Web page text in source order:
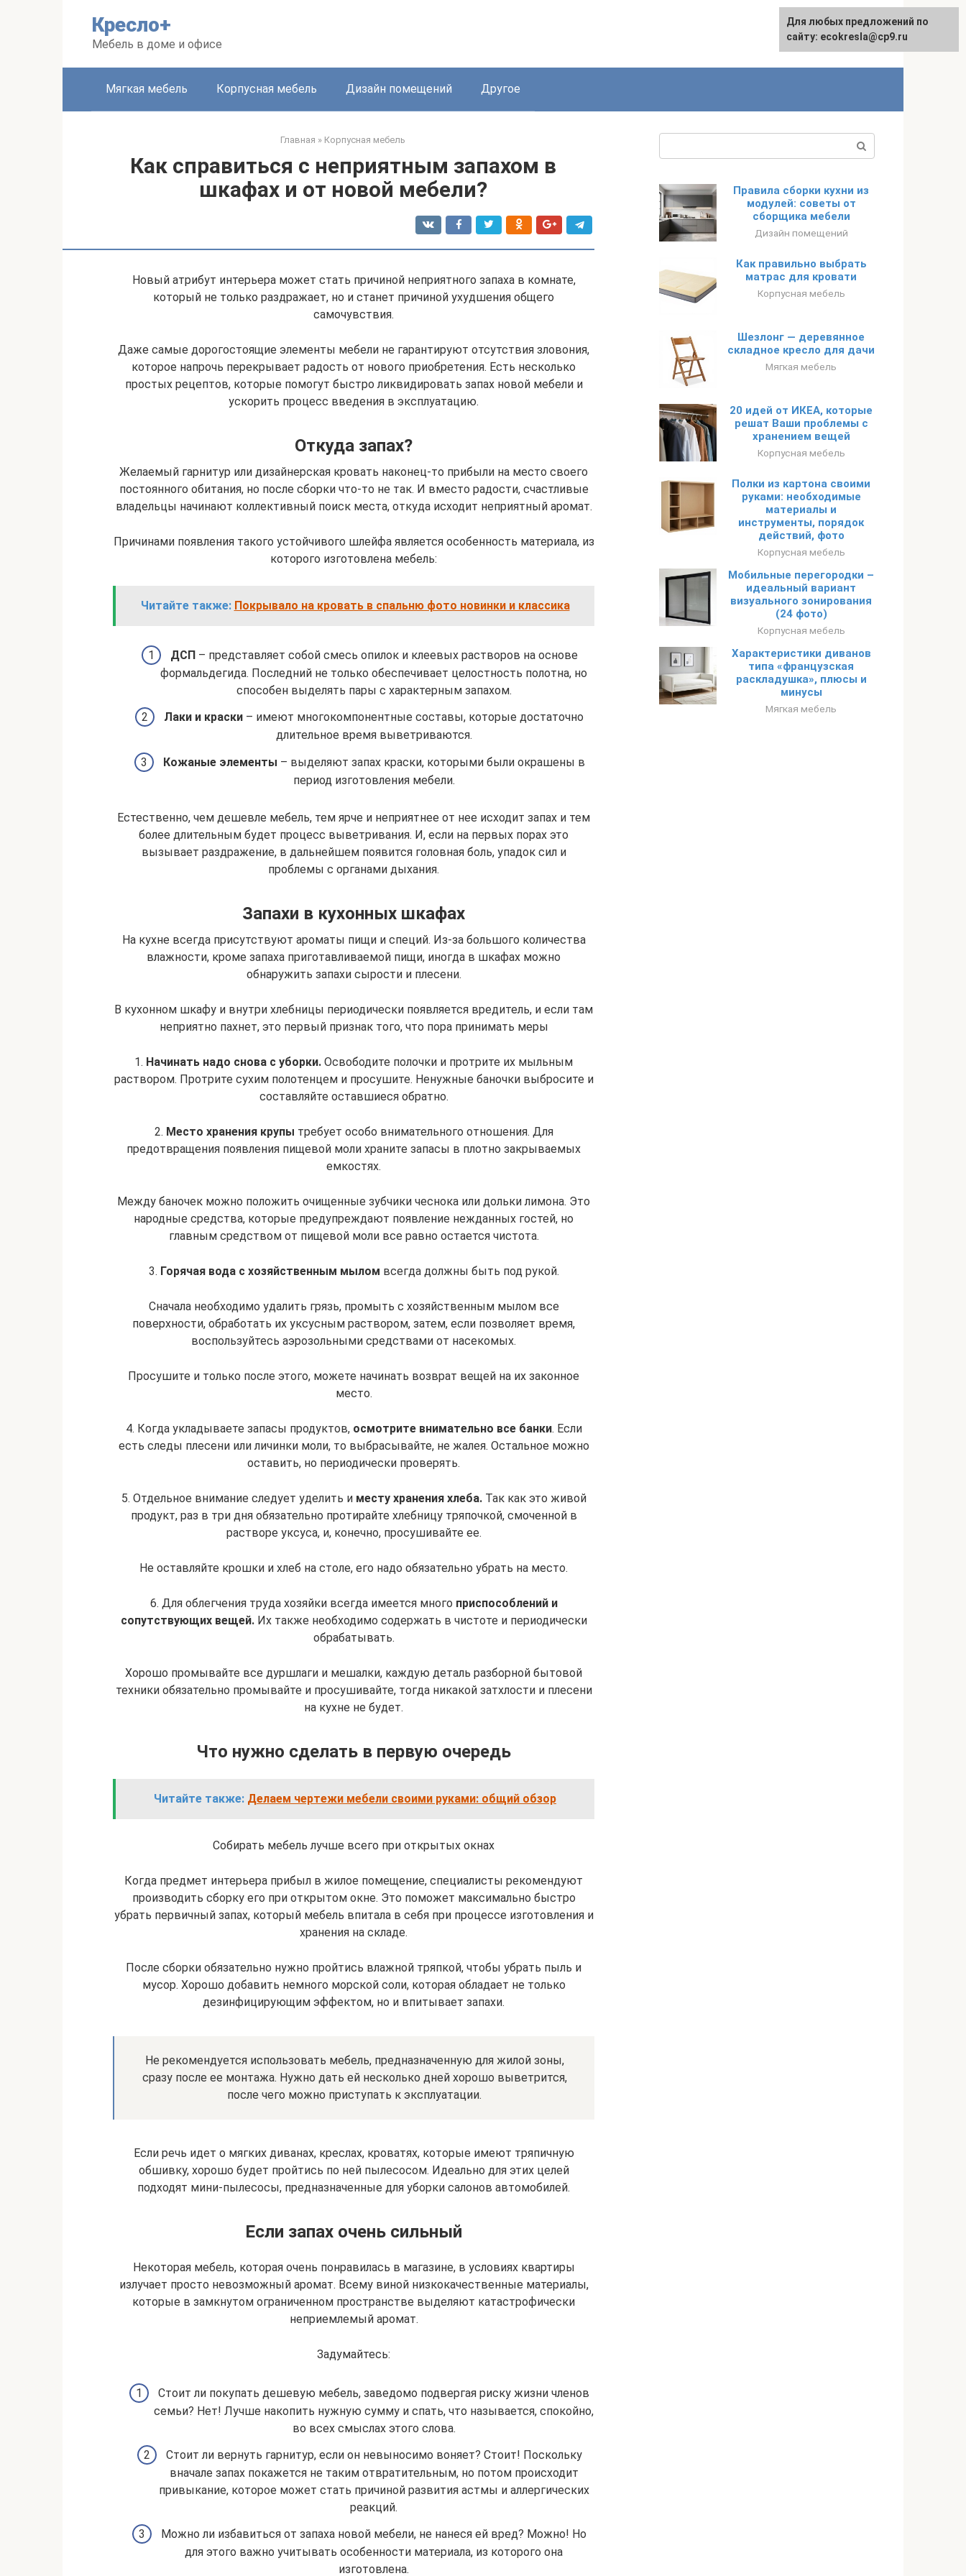
Кресло+
Мебель в доме и офисе
Мягкая мебель Корпусная мебель Дизайн помещений Другое
Главная » Корпусная мебель
Как справиться с неприятным запахом в
шкафах и от новой мебели?
Новый атрибут интерьера может стать причиной неприятного запаха в комнате,
который не только раздражает, но и станет причиной ухудшения общего
самочувствия.
Даже самые дорогостоящие элементы мебели не гарантируют отсутствия зловония,
которое напрочь перекрывает радость от нового приобретения. Есть несколько
простых рецептов, которые помогут быстро ликвидировать запах новой мебели и
ускорить процесс введения в эксплуатацию.
Откуда запах?
Желаемый гарнитур или дизайнерская кровать наконец-то прибыли на место своего
постоянного обитания, но после сборки что-то не так. И вместо радости, счастливые
владельцы начинают коллективный поиск места, откуда исходит неприятный аромат.
Причинами появления такого устойчивого шлейфа является особенность материала, из
которого изготовлена мебель:
Читайте также: Покрывало на кровать в спальню фото новинки и классика
ДСП – представляет собой смесь опилок и клеевых растворов на основе
формальдегида. Последний не только обеспечивает целостность полотна, но
способен выделять пары с характерным запахом.
Лаки и краски – имеют многокомпонентные составы, которые достаточно
длительное время выветриваются.
Кожаные элементы – выделяют запах краски, которыми были окрашены в
период изготовления мебели.
Естественно, чем дешевле мебель, тем ярче и неприятнее от нее исходит запах и тем
более длительным будет процесс выветривания. И, если на первых порах это
вызывает раздражение, в дальнейшем появится головная боль, упадок сил и
проблемы с органами дыхания.
Запахи в кухонных шкафах
На кухне всегда присутствуют ароматы пищи и специй. Из-за большого количества
влажности, кроме запаха приготавливаемой пищи, иногда в шкафах можно
обнаружить запахи сырости и плесени.
В кухонном шкафу и внутри хлебницы периодически появляется вредитель, и если там
неприятно пахнет, это первый признак того, что пора принимать меры
1. Начинать надо снова с уборки. Освободите полочки и протрите их мыльным
раствором. Протрите сухим полотенцем и просушите. Ненужные баночки выбросите и
составляйте оставшиеся обратно.
2. Место хранения крупы требует особо внимательного отношения. Для
предотвращения появления пищевой моли храните запасы в плотно закрываемых
емкостях.
Между баночек можно положить очищенные зубчики чеснока или дольки лимона. Это
народные средства, которые предупреждают появление нежданных гостей, но
главным средством от пищевой моли все равно остается чистота.
3. Горячая вода с хозяйственным мылом всегда должны быть под рукой.
Сначала необходимо удалить грязь, промыть с хозяйственным мылом все
поверхности, обработать их уксусным раствором, затем, если позволяет время,
воспользуйтесь аэрозольными средствами от насекомых.
Просушите и только после этого, можете начинать возврат вещей на их законное
место.
4. Когда укладываете запасы продуктов, осмотрите внимательно все банки. Если
есть следы плесени или личинки моли, то выбрасывайте, не жалея. Остальное можно
оставить, но периодически проверять.
5. Отдельное внимание следует уделить и месту хранения хлеба.Так как это живой
продукт, раз в три дня обязательно протирайте хлебницу тряпочкой, смоченной в
растворе уксуса, и, конечно, просушивайте ее.
Не оставляйте крошки и хлеб на столе, его надо обязательно убрать на место.
6. Для облегчения труда хозяйки всегда имеется много приспособлений и
сопутствующих вещей.Их также необходимо содержать в чистоте и периодически
обрабатывать.
Хорошо промывайте все дуршлаги и мешалки, каждую деталь разборной бытовой
техники обязательно промывайте и просушивайте, тогда никакой затхлости и плесени
на кухне не будет.
Что нужно сделать в первую очередь
Читайте также: Делаем чертежи мебели своими руками: общий обзор
Собирать мебель лучше всего при открытых окнах
Когда предмет интерьера прибыл в жилое помещение, специалисты рекомендуют
производить сборку его при открытом окне. Это поможет максимально быстро
убрать первичный запах, который мебель впитала в себя при процессе изготовления и
хранения на складе.
После сборки обязательно нужно пройтись влажной тряпкой, чтобы убрать пыль и
мусор. Хорошо добавить немного морской соли, которая обладает не только
дезинфицирующим эффектом, но и впитывает запахи.
Не рекомендуется использовать мебель, предназначенную для жилой зоны,
сразу после ее монтажа. Нужно дать ей несколько дней хорошо выветрится,
после чего можно приступать к эксплуатации.
Если речь идет о мягких диванах, креслах, кроватях, которые имеют тряпичную
обшивку, хорошо будет пройтись по ней пылесосом. Идеально для этих целей
подходят мини-пылесосы, предназначенные для уборки салонов автомобилей.
Если запах очень сильный
Некоторая мебель, которая очень понравилась в магазине, в условиях квартиры
излучает просто невозможный аромат. Всему виной низкокачественные материалы,
которые в замкнутом ограниченном пространстве выделяют катастрофически
неприемлемый аромат.
Задумайтесь:
Стоит ли покупать дешевую мебель, заведомо подвергая риску жизни членов
семьи? Нет! Лучше накопить нужную сумму и спать, что называется, спокойно,
во всех смыслах этого слова.
Стоит ли вернуть гарнитур, если он невыносимо воняет? Стоит! Поскольку
вначале запах покажется не таким отвратительным, но потом происходит
привыкание, которое может стать причиной развития астмы и аллергических
реакций.
Можно ли избавиться от запаха новой мебели, не нанеся ей вред? Можно! Но
для этого важно учитывать особенности материала, из которого она
изготовлена.
Правила сборки кухни из
модулей: советы от
сборщика мебели
Дизайн помещений
Как правильно выбрать
матрас для кровати
Корпусная мебель
Шезлонг — деревянное
складное кресло для дачи
Мягкая мебель
20 идей от ИКЕА, которые
решат Ваши проблемы с
хранением вещей
Корпусная мебель
Полки из картона своими
руками: необходимые
материалы и
инструменты, порядок
действий, фото
Корпусная мебель
Мобильные перегородки –
идеальный вариант
визуального зонирования
(24 фото)
Корпусная мебель
Характеристики диванов
типа «французская
раскладушка», плюсы и
минусы
Мягкая мебель
Для любых предложений по
сайту: ecokresla@cp9.ru